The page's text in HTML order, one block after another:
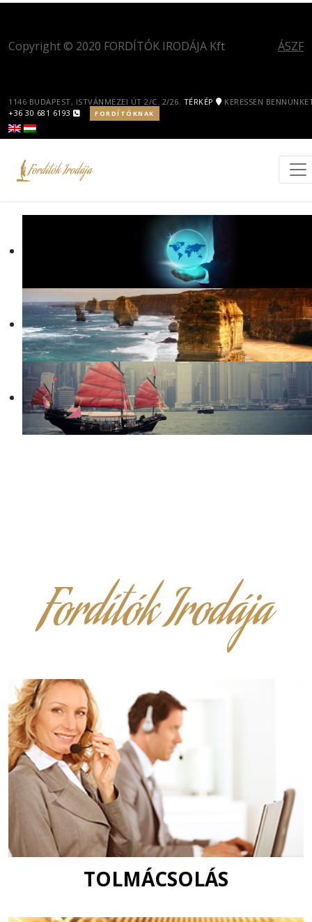
ÁSZF
Copyright © 2020 FORDÍTÓK IRODÁJA Kft
1146 BUDAPEST, ISTVÁNMEZEI ÚT 2/C. 2/26. TÉRKÉP
KERESSEN
+36 30 681 6193
FORDÍTÓKNAK
Fordítók Irodája
TOLMÁCSOLÁS